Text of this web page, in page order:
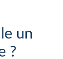
un
?